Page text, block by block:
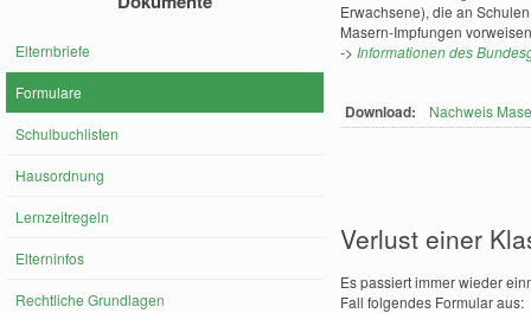
Erwachsene), die an
Masern-Impfungen
-> Informationen des
Download: Nachweis
Verlust einer
Es passiert immer wieder
Fall folgendes Formular aus:
Elternbriefe
Formulare
Schulbuchlisten
Hausordnung
Lernzeitregeln
Elterninfos
Rechtliche Grundlagen